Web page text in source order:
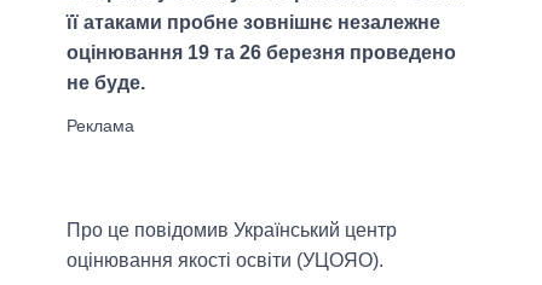
її атаками пробне зовнішнє незалежне
оцінювання 19 та 26 березня проведено
не буде.
Про це повідомив Український центр
оцінювання якості освіти (УЦОЯО).